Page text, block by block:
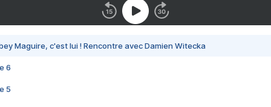
Maguire, c'est lui ! Rencontre avec Damien Witecka
6
5